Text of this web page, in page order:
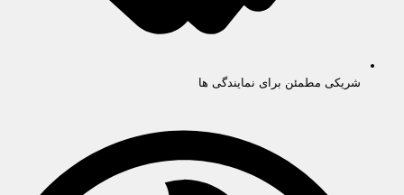
شریکی مطمئن برای نمایندگی ها